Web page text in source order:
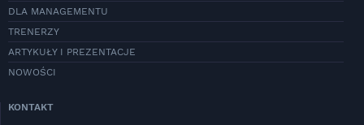
DLA MANAGEMENTU
TRENERZY
ARTYKUŁY I PREZENTACJE
NOWOŚCI
KONTAKT